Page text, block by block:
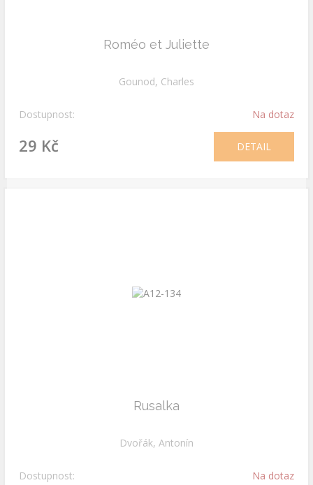
Roméo et Juliette
Gounod, Charles
Dostupnost: Na dotaz
29 Kč DETAIL
Rusalka
Dvořák, Antonín
Dostupnost: Na dotaz